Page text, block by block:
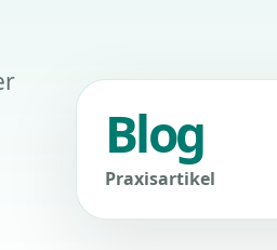
Blog
Praxisartikel